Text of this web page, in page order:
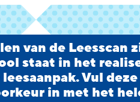
van de Leesscan
staat in het
Vul deze
in met het